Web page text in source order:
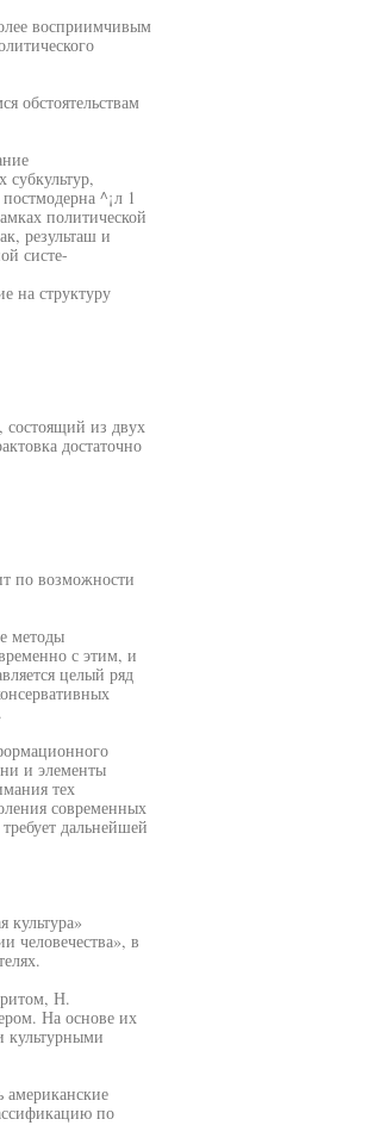
восприимчивым
обстоятельствам
^¡л 1
политической
результаш и
систе-
на структуру
состоящий из двух
достаточно
по возможности
методы
с этим, и
целый ряд
и элементы
тех
современных
дальнейшей
культура»
человечества», в
Н.
На основе их
культурными
американские
по